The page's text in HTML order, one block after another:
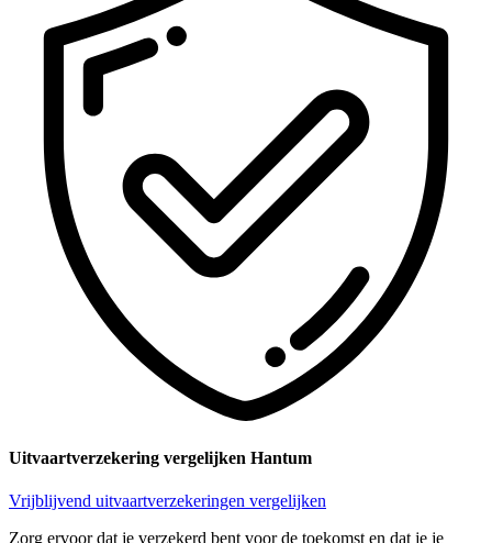
Uitvaartverzekering vergelijken Hantum
Vrijblijvend uitvaartverzekeringen vergelijken
Zorg ervoor dat je verzekerd bent voor de toekomst en dat je je